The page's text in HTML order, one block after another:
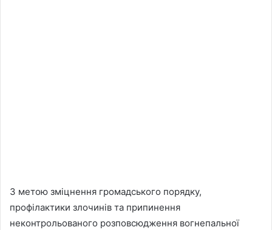
З метою зміцнення громадського порядку,
профілактики злочинів та припинення
неконтрольованого розповсюдження вогнепальної